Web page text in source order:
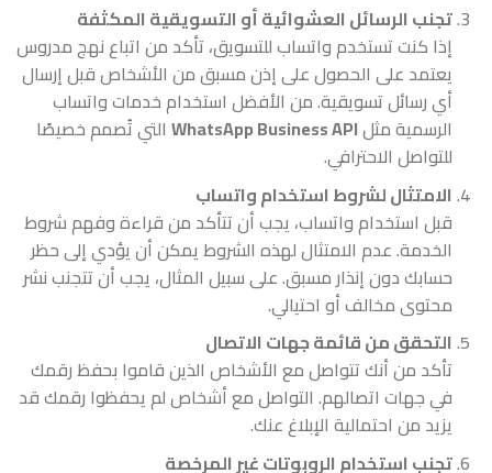
تجنب الرسائل العشوائية أو التسويقية المكثفة
إذا كنت تستخدم واتساب للتسويق، تأكد من اتباع نهج مدروس
يعتمد على الحصول على إذن مسبق من الأشخاص قبل إرسال
أي رسائل تسويقية. من الأفضل استخدام خدمات واتساب
الرسمية مثلWhatsApp Business APIالتي تُصمم خصيصًا
للتواصل الاحترافي.
الامتثال لشروط استخدام واتساب
قبل استخدام واتساب، يجب أن تتأكد من قراءة وفهم شروط
الخدمة. عدم الامتثال لهذه الشروط يمكن أن يؤدي إلى حظر
حسابك دون إنذار مسبق. على سبيل المثال، يجب أن تتجنب نشر
محتوى مخالف أو احتيالي.
التحقق من قائمة جهات الاتصال
تأكد من أنك تتواصل مع الأشخاص الذين قاموا بحفظ رقمك
في جهات اتصالهم. التواصل مع أشخاص لم يحفظوا رقمك قد
يزيد من احتمالية الإبلاغ عنك.
تجنب استخدام الروبوتات غير المرخصة